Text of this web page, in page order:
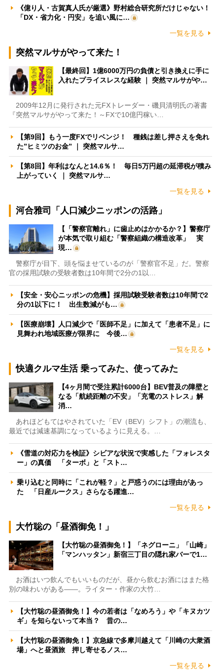
《億り人・古賀真人氏が厳選》野村総合研究所だけじゃない！
「DX・省力化・円安」を追い風に…
一覧を見る
突然マルサがやって来た！
【最終回】1億6000万円の負債と引き換えに手に
入れたプライスレスな経験 ｜ 突然マルサがや…
2009年12月に発行された元FXトレーダー・磯貝清明氏の著書
『突然マルサがやって来た！～FXで10億円稼い…
【第9回】もう一度FXでリベンジ！ 種銭は差し押さえを免れ
た”ヒミツのお金” ｜ 突然マルサ…
【第8回】年利はなんと14.6％！ 毎日5万円超の延滞税が積み
上がっていく ｜ 突然マルサ…
一覧を見る
河合雅司「人口減少ニッポンの活路」
【「警察官離れ」に歯止めはかかるか？】警察庁
が本気で取り組む「警察組織の構造改革」 実
現…
警察庁が目下、頭を悩ませているのが「警察官不足」だ。警察
官の採用試験の受験者数は10年間で2分の1以…
【安全・安心ニッポンの危機】採用試験受験者数は10年間で2
分の1以下に！ 出生数減がも…
【医療崩壊】人口減少で「医師不足」に加えて「患者不足」に
見舞われ地域医療が限界に 今後…
一覧を見る
快適クルマ生活 乗ってみた、使ってみた
【4ヶ月間で受注累計6000台】BEV普及の障壁と
なる「航続距離の不安」「充電のストレス」解
消…
あれほどもてはやされていた「EV（BEV）シフト」の潮流も、
最近では減速基調になっているように見える。…
《雪道の対応力を検証》シビアな状況で実感した「フォレスタ
ー」の真価 「ターボ」と「スト…
乗り込むと同時に「これが軽？」と戸惑うのには理由があっ
た 「日産ルークス」さらなる躍進…
一覧を見る
大竹聡の「昼酒御免！」
【大竹聡の昼酒御免！】「ネグローニ」「山崎」
「マンハッタン」新宿三丁目の隠れ家バーで1…
お酒はいつ飲んでもいいものだが、昼から飲むお酒にはまた格
別の味わいがある――。ライター・作家の大竹…
【大竹聡の昼酒御免！】今の若者は「なめろう」や「キヌカツ
ギ」を知らないって本当？ 昔の…
【大竹聡の昼酒御免！】京急線で多摩川越えて「川崎の大衆酒
場」へと昼酒旅 押し寄せるノス…
一覧を見る